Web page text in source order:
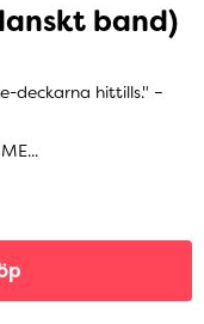
band)
deckarna hittills." –